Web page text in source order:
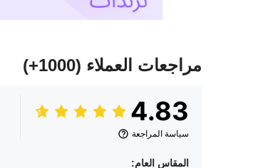
مراجعات العملاء (1000+)
4.83
سياسة المراجعة
المقاس العام: